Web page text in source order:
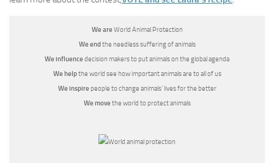
We are World Animal Protection
We endthe needless suffering of animals
We influence decision makers to put animals on the global agenda
We helpthe world see how important animals are to all of us
We inspire people to change animals’ lives for the better
We move the world to protect animals